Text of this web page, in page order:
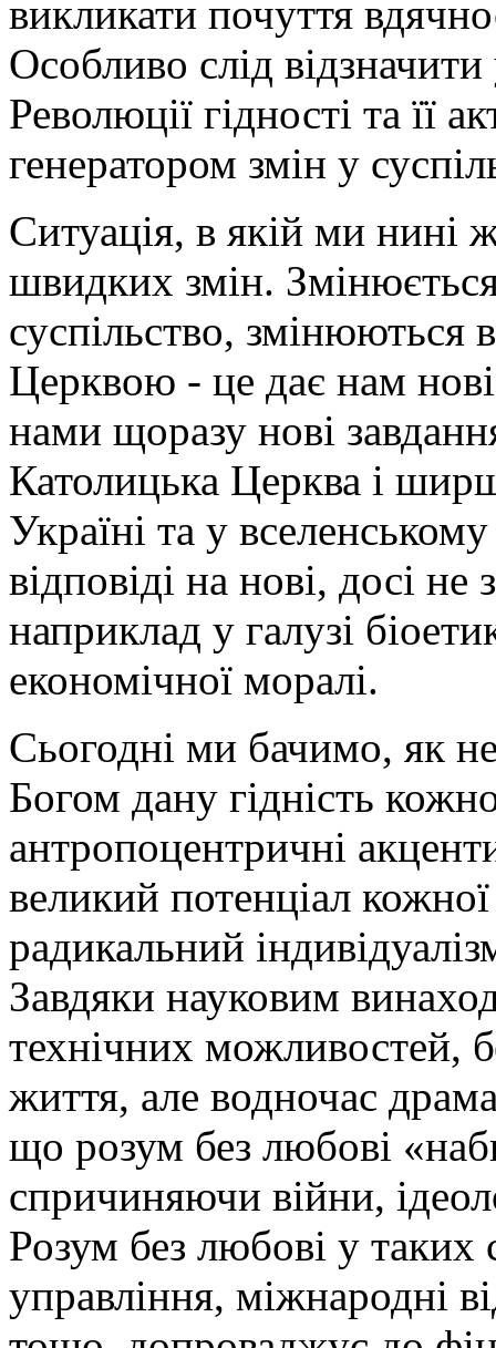
викликати почуття
Особливо слід
Революції гідності та її
генератором змін у
Ситуація, в якій ми нині
швидких змін.
суспільство, змінюються
Церквою - це дає нам
нами щоразу нові
Католицька Церква і
Україні та у
відповіді на нові, досі
наприклад у галузі
економічної моралі.
Сьогодні ми бачимо, як
Богом дану гідність
антропоцентричні
великий потенціал
радикальний
Завдяки науковим
технічних можливостей,
життя, але водночас
що розум без любові
спричиняючи війни,
Розум без любові у
управління, міжнародні